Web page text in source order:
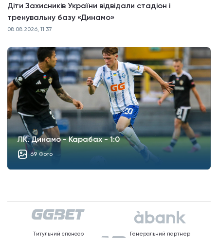
Діти Захисників України відвідали стадіон і
тренувальну базу «Динамо»
08.08.2026, 11:37
ЛК. Динамо - Карабах - 1:0
69 Фото
Титульний спонсор Генеральний партнер